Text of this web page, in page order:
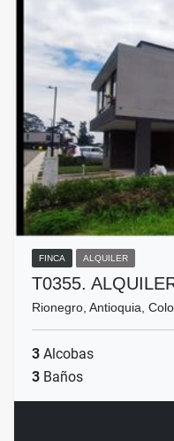
FINCA ALQUILER
T0355.
Rionegro, Antioquia,
3 Alcobas
3 Baños